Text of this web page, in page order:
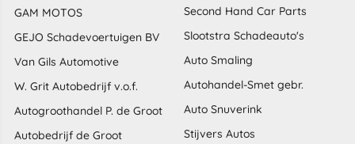
GAM MOTOS
GEJO Schadevoertuigen BV
Van Gils Automotive
W. Grit Autobedrijf v.o.f.
Autogroothandel P. de Groot
Autobedrijf de Groot
Second Hand Car Parts
Slootstra Schadeauto's
Auto Smaling
Autohandel-Smet gebr.
Auto Snuverink
Stijvers Autos